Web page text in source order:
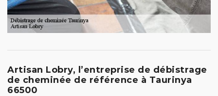
Artisan Lobry, l’entreprise de débistrage
de cheminée de référence à Taurinya
66500